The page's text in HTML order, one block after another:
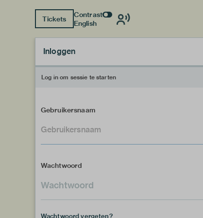
Tickets
Contrast
English
Inloggen
Log in om sessie te starten
Gebruikersnaam
Wachtwoord
Wachtwoord vergeten?